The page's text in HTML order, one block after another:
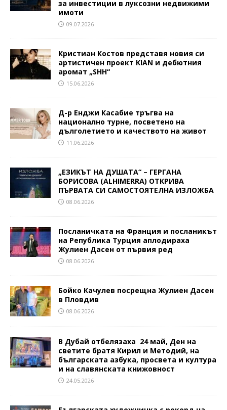
за инвестиции в луксозни недвижими
имоти
09.07.2026
Кристиан Костов представя новия си
артистичен проект KIAN и дебютния
аромат „SHH“
15.06.2026
Д-р Енджи Касабие тръгва на
национално турне, посветено на
дълголетието и качеството на живот
11.06.2026
„ЕЗИКЪТ НА ДУШАТА“ – ГЕРГАНА
БОРИСОВА (ALHIMERRA) ОТКРИВА
ПЪРВАТА СИ САМОСТОЯТЕЛНА ИЗЛОЖБА
08.06.2026
Посланичката на Франция и посланикът
на Република Турция аплодираха
Жулиен Дасен от първия ред
08.06.2026
Бойко Качулев посрещна Жулиен Дасен
в Пловдив
08.06.2026
В Дубай отбелязаха 24 май, Ден на
светите братя Кирил и Методий, на
българската азбука, просвета и култура
и на славянската книжовност
24.05.2026